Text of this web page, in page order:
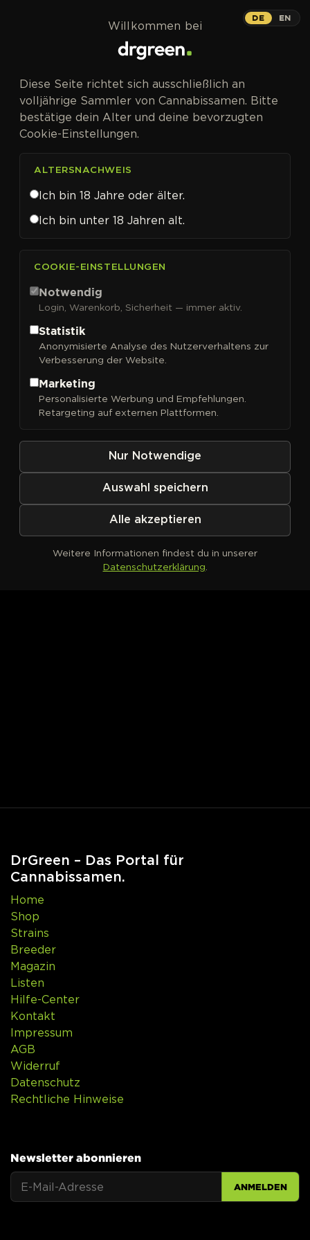
Cali Connection
Sortieren nach
Kein Produkt definiert
DrGreen – Das Portal für
Cannabissamen.
Home
Shop
Strains
Breeder
Magazin
Listen
Hilfe-Center
Kontakt
Impressum
AGB
Widerruf
Datenschutz
Rechtliche Hinweise
Newsletter abonnieren
ANMELDEN
DE EN
Willkommen bei
Diese Seite richtet sich ausschließlich an
volljährige Sammler von Cannabissamen. Bitte
bestätige dein Alter und deine bevorzugten
Cookie-Einstellungen.
ALTERSNACHWEIS
Ich bin 18 Jahre oder älter.
Ich bin unter 18 Jahren alt.
COOKIE-EINSTELLUNGEN
Notwendig
Login, Warenkorb, Sicherheit — immer aktiv.
Statistik
Anonymisierte Analyse des Nutzerverhaltens zur
Verbesserung der Website.
Marketing
Personalisierte Werbung und Empfehlungen.
Retargeting auf externen Plattformen.
Nur Notwendige
Auswahl speichern
Alle akzeptieren
Weitere Informationen findest du in unserer
Datenschutzerklärung